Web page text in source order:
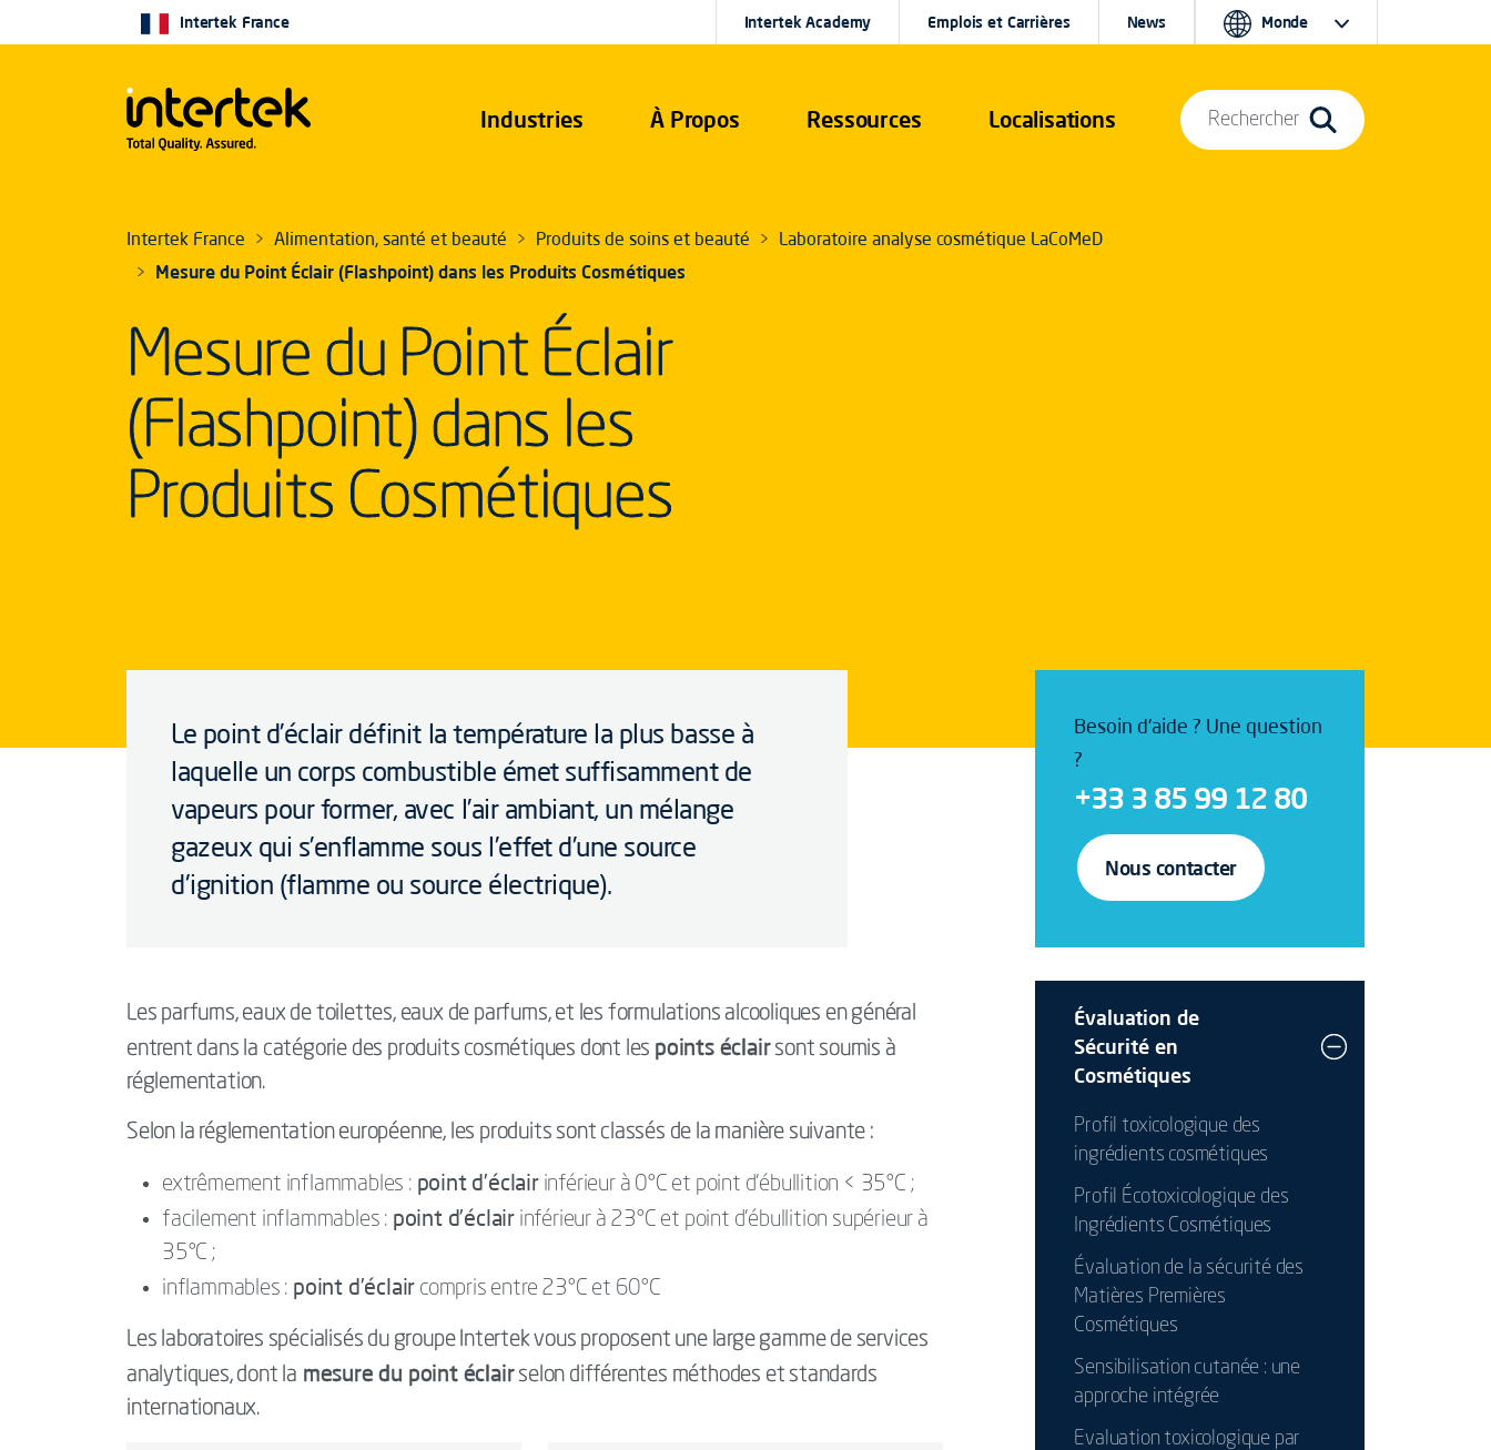
Industries À Propos Ressources Localisations
Intertek France Intertek Academy Emplois et Carrières News Monde
Rechercher
Intertek France Alimentation, santé et beauté Produits de soins et beauté
Laboratoire analyse cosmétique LaCoMeD
Mesure du Point Éclair (Flashpoint) dans les Produits Cosmétiques
Mesure du Point Éclair
(Flashpoint) dans les
Produits Cosmétiques
Le point d’éclair définit la température la plus basse à
laquelle un corps combustible émet suffisamment de
vapeurs pour former, avec l’air ambiant, un mélange
gazeux qui s’enflamme sous l’effet d’une source
d'ignition (flamme ou source électrique).
Les parfums, eaux de toilettes, eaux de parfums, et les formulations alcooliques en général
entrent dans la catégorie des produits cosmétiques dont les points éclairsont soumis à
réglementation.
Selon la réglementation européenne, les produits sont classés de la manière suivante :
extrêmement inflammables : point d’éclairinférieur à 0°C et point d’ébullition < 35°C ;
facilement inflammables : point d’éclair inférieur à 23°C et point d’ébullition supérieur à
35°C ;
inflammables : point d’éclair compris entre 23°C et 60°C
Les laboratoires spécialisés du groupe Intertek vous proposent une large gamme de services
analytiques, dont la mesure du point éclairselon différentes méthodes et standards
internationaux.
Besoin d'aide ? Une question
?
+33 3 85 99 12 80
Nous contacter
Évaluation de
Sécurité en
Cosmétiques
Profil toxicologique des
ingrédients cosmétiques
Profil Écotoxicologique des
Ingrédients Cosmétiques
Évaluation de la sécurité des
Matières Premières
Cosmétiques
Sensibilisation cutanée : une
approche intégrée
Evaluation toxicologique par